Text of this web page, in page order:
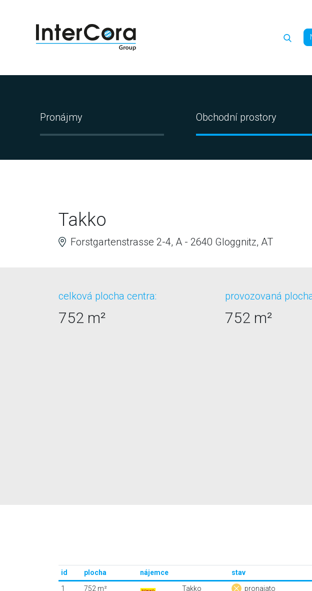
Pronájmy Obchodní prostory
Takko
Forstgartenstrasse 2-4, A - 2640 Gloggnitz, AT
celková plocha centra:
752 m²
provozovaná
752 m²
id plocha nájemce
stav
1
752 m² Takko pronajato